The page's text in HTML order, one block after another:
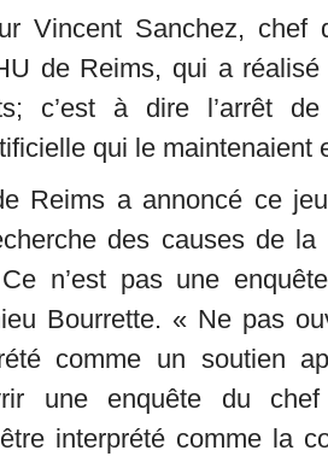
Vincent Sanchez, chef
de Reims, qui a réalisé
c’est à dire l’arrêt
qui le maintenaient
Reims a annoncé ce
des causes de
n’est pas une
Bourrette. « Ne pas
comme un soutien
une enquête du
interprété comme la